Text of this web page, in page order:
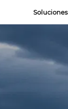
Soluciones